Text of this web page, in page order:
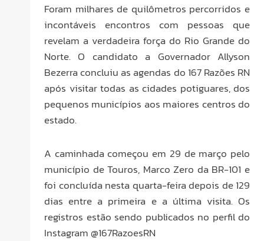
Foram milhares de quilômetros percorridos e
incontáveis encontros com pessoas que
revelam a verdadeira força do Rio Grande do
Norte. O candidato a Governador Allyson
Bezerra concluiu as agendas do 167 Razões RN
após visitar todas as cidades potiguares, dos
pequenos municípios aos maiores centros do
estado.
A caminhada começou em 29 de março pelo
município de Touros, Marco Zero da BR-101 e
foi concluída nesta quarta-feira depois de 129
dias entre a primeira e a última visita. Os
registros estão sendo publicados no perfil do
Instagram @167RazoesRN